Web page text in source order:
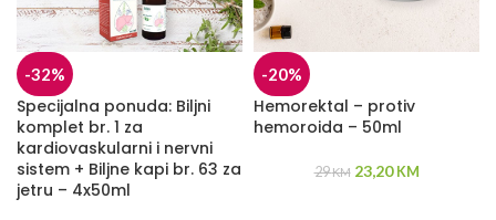
-32%
Specijalna ponuda: Biljni
komplet br. 1 za
kardiovaskularni i nervni
sistem + Biljne kapi br. 63 za
jetru – 4x50ml
-20%
Hemorektal – protiv
hemoroida – 50ml
29KM 23,20 KM